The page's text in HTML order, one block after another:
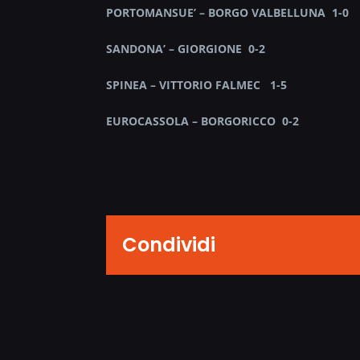
PORTOMANSUE’ – BORGO VALBELLUNA 1-0
SANDONA’ – GIORGIONE 0-2
SPINEA – VITTORIO FALMEC 1-5
EUROCASSOLA – BORGORICCO 0-2
Condividi